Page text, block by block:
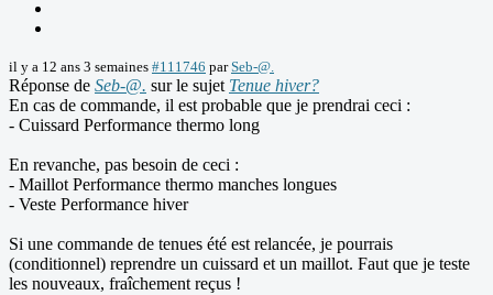
il y a 12 ans 3 semaines #111746 parSeb-@.
Réponse de Seb-@. sur le sujet Tenue hiver?
En cas de commande, il est probable que je prendrai ceci :
- Cuissard Performance thermo long
En revanche, pas besoin de ceci :
- Maillot Performance thermo manches longues
- Veste Performance hiver
Si une commande de tenues été est relancée, je pourrais
(conditionnel) reprendre un cuissard et un maillot. Faut que je teste
les nouveaux, fraîchement reçus !